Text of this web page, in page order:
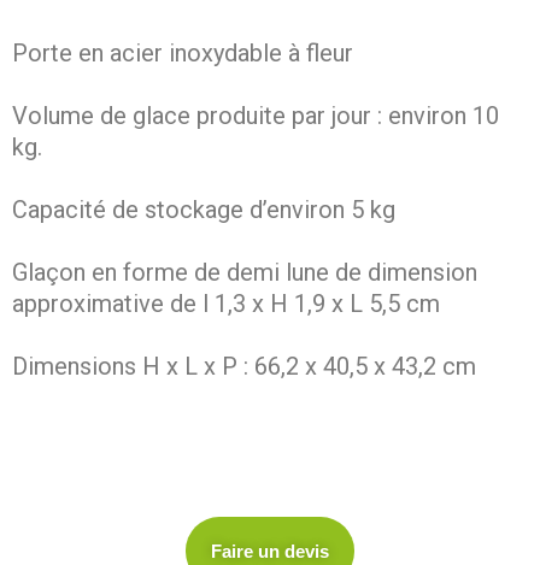
Porte en acier inoxydable à fleur
Volume de glace produite par jour : environ 10
kg.
Capacité de stockage d’environ 5 kg
Glaçon en forme de demi lune de dimension
approximative de l 1,3 x H 1,9 x L 5,5 cm
Dimensions H x L x P : 66,2 x 40,5 x 43,2 cm
Faire un devis